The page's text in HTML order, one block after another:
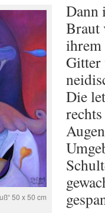
50 x 50 cm
Dann
Braut
ihrem
Gitter
Die